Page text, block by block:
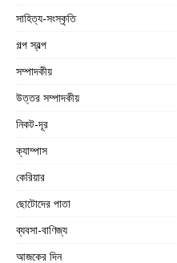
সাহিত্য-সংস্কৃতি
গল্প স্বল্প
সম্পাদকীয়
উত্তর সম্পাদকীয়
নিকট-দূর
ক্যাম্পাস
কেরিয়ার
ছোটোদের পাতা
ব্যবসা-বাণিজ্য
আজকের দিন